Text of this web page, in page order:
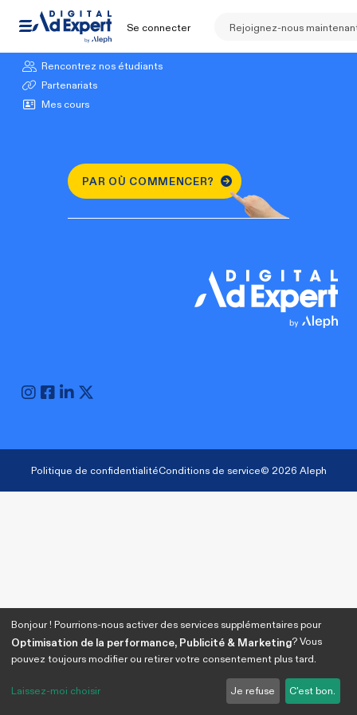
Se connecter
Rejoignez-nous
Explorez nos cours
Rencontrez nos étudiants
Partenariats
Mes cours
PAR OÙ COMMENCER?
Politique de confidentialitéConditions de service© 2026 Aleph
Bonjour ! Pourrions-nous activer des services supplémentaires pour
Optimisation de la performance, Publicité & Marketing? Vous
pouvez toujours modifier ou retirer votre consentement plus tard.
Laissez-moi choisir Je refuse C'est bon.